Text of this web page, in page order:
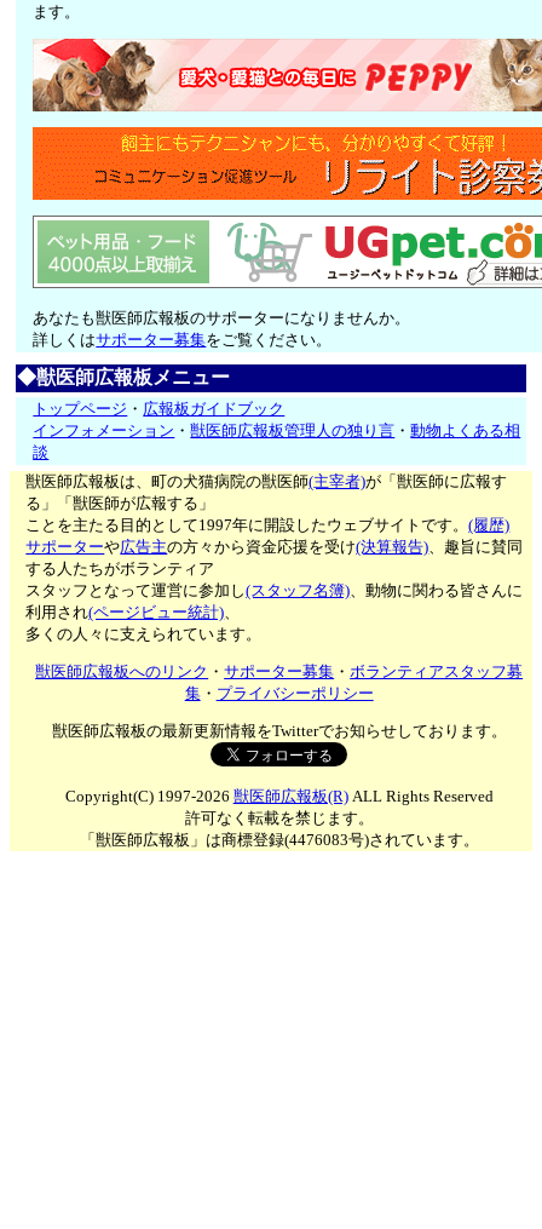
ます。
あなたも獣医師広報板のサポーターになりませんか。
詳しくはサポーター募集をご覧ください。
◆獣医師広報板メニュー
トップページ ・ 広報板ガイドブック
インフォメーション ・獣医師広報板管理人の独り言 ・動物よくある相
談
獣医師広報板は、町の犬猫病院の獣医師(主宰者)が「獣医師に広報す
る」「獣医師が広報する」
ことを主たる目的として1997年に開設したウェブサイトです。(履歴)
サポーターや広告主の方々から資金応援を受け(決算報告)、趣旨に賛同
する人たちがボランティア
スタッフとなって運営に参加し(スタッフ名簿)、動物に関わる皆さんに
利用され(ページビュー統計)、
多くの人々に支えられています。
獣医師広報板へのリンク ・サポーター募集 ・ボランティアスタッフ募
集・ プライバシーポリシー
獣医師広報板の最新更新情報をTwitterでお知らせしております。
Copyright(C) 1997-2026 獣医師広報板(R)ALL Rights Reserved
許可なく転載を禁じます。
「獣医師広報板」は商標登録(4476083号)されています。